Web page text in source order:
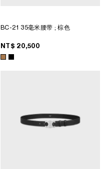
BC-21 35毫米腰带 ; 棕色
NT$ 20,500